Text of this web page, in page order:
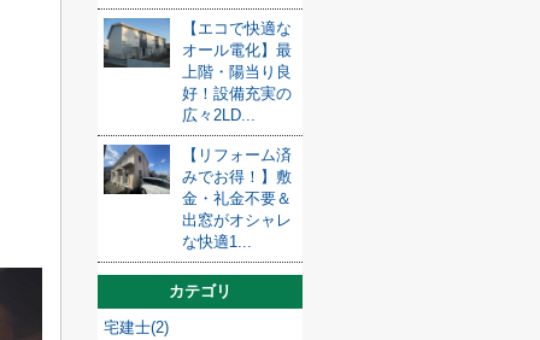
【エコで快適な
オール電化】最
上階・陽当り良
好！設備充実の
広々2LD...
【リフォーム済
みでお得！】敷
金・礼金不要＆
出窓がオシャレ
な快適1...
カテゴリ
宅建士(2)